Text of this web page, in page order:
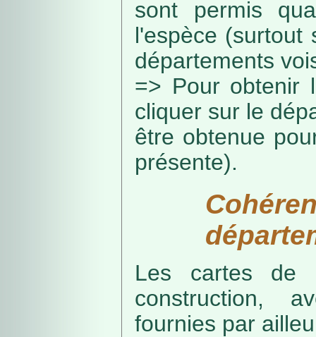
sont permis
l'espèce (surtout
départements
=> Pour obtenir
cliquer sur le
être obtenue
présente).
Les cartes de
construction,
fournies par